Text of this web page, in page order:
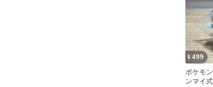
¥499
ポケモ
ンマイ